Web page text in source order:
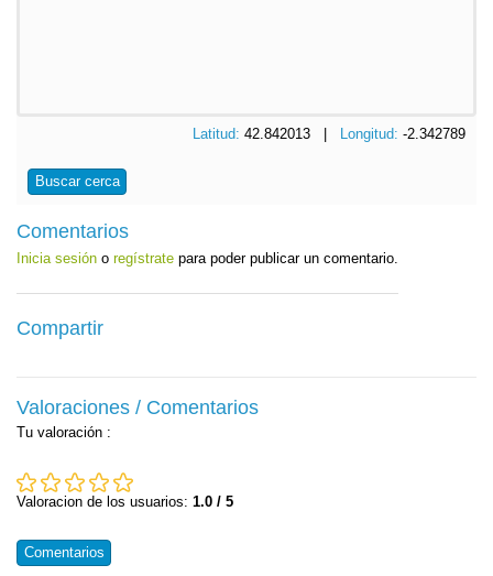
Latitud: 42.842013 | Longitud: -2.342789
Buscar cerca
Comentarios
Inicia sesión o regístrate para poder publicar un comentario.
Compartir
Valoraciones / Comentarios
Tu valoración :
Valoracion de los usuarios: 1.0 / 5
Comentarios